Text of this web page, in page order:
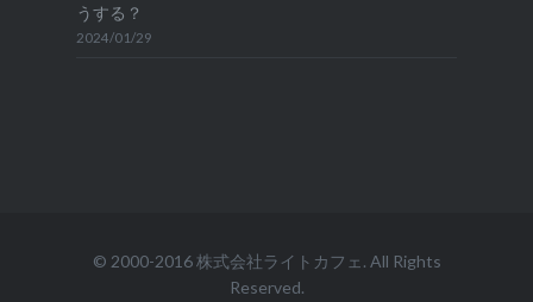
うする？
2024/01/29
© 2000-2016株式会社ライトカフェ . All Rights
Reserved.